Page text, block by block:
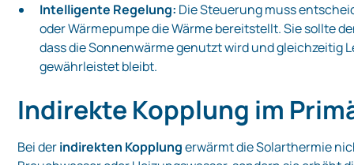
Intelligente Regelung: Die Steuerung muss
oder Wärmepumpe die Wärme bereitstellt. Sie sollte
dass die Sonnenwärme genutzt wird und gleichzeitig
gewährleistet bleibt.
Indirekte Kopplung im
Bei derindirekten Kopplungerwärmt die Solarthermie